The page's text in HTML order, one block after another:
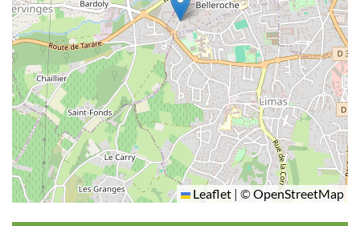
Leaflet | ©OpenStreetMap